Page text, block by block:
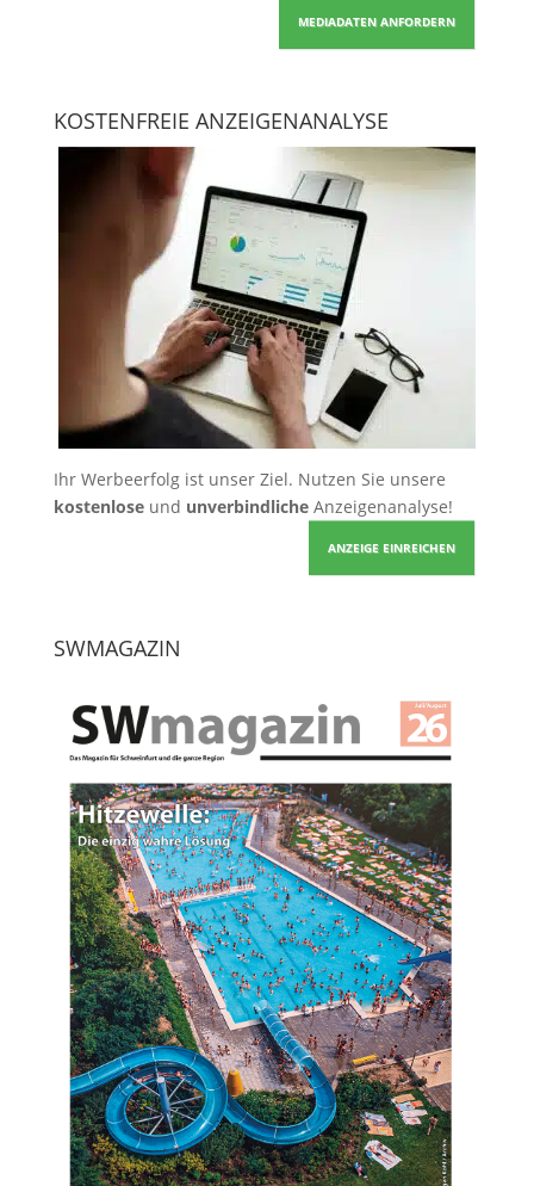
MEDIADATEN ANFORDERN
KOSTENFREIE ANZEIGENANALYSE
Ihr Werbeerfolg ist unser Ziel. Nutzen Sie unsere
kostenloseund unverbindlicheAnzeigenanalyse!
ANZEIGE EINREICHEN
SWMAGAZIN